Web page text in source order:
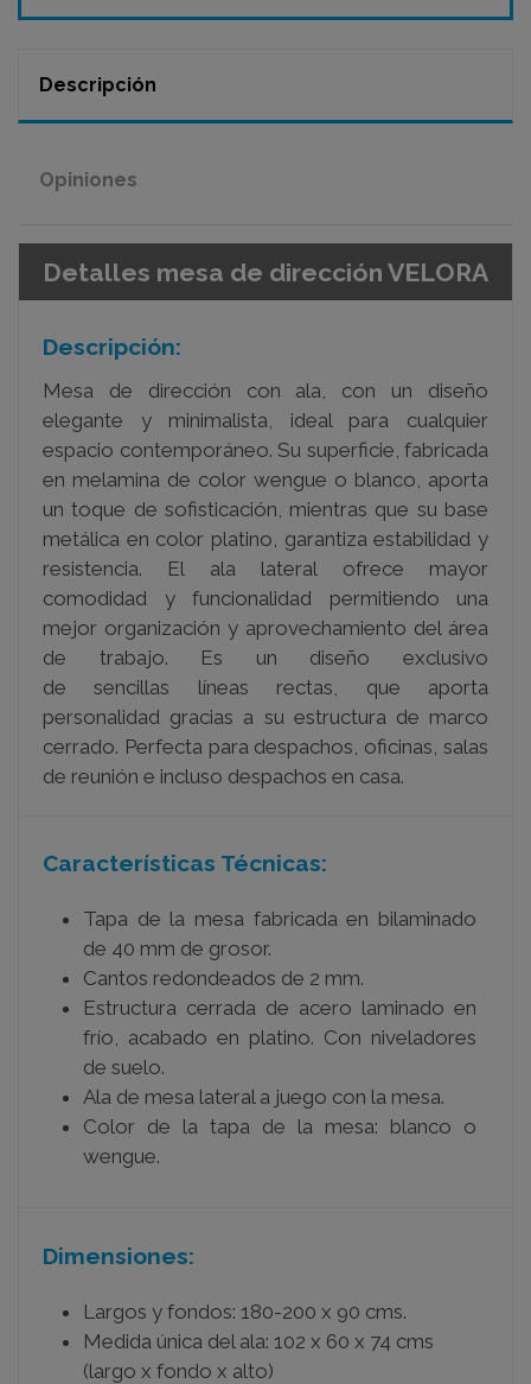
Descripción
Opiniones
Detalles mesa de dirección VELORA
Descripción:
Mesa de dirección con ala, con un diseño
elegante y minimalista, ideal para cualquier
espacio contemporáneo. Su superficie, fabricada
en melamina de color wengue o blanco, aporta
un toque de sofisticación, mientras que su base
metálica en color platino , garantiza estabilidad y
resistencia. El ala lateral ofrece mayor
comodidad y funcionalidad permitiendo una
mejor organización y aprovechamiento del área
de trabajo. Es un diseño exclusivo
desencillas líneas rectas, que aporta
personalidad gracias a su estructura de marco
cerrado. Perfecta para despachos, oficinas, salas
de reunión e incluso despachos en casa.
Características Técnicas:
Tapa de la mesa fabricada en bilaminado
de 40 mm de grosor.
Cantos redondeados de 2 mm.
Estructura cerrada de acero laminado en
frío, acabado en platino. Con niveladores
de suelo.
Ala de mesa lateral a juego con la mesa.
Color de la tapa de la mesa: blanco o
wengue.
Dimensiones:
Largos y fondos: 180-200 x 90 cms.
Medida única del ala: 102 x 60 x 74 cms
(largo x fondo x alto)